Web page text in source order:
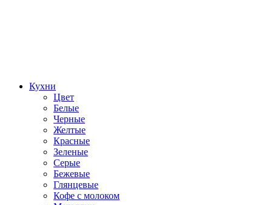
Кухни
Цвет
Белые
Черные
Желтые
Красные
Зеленые
Серые
Бежевые
Глянцевые
Кофе с молоком